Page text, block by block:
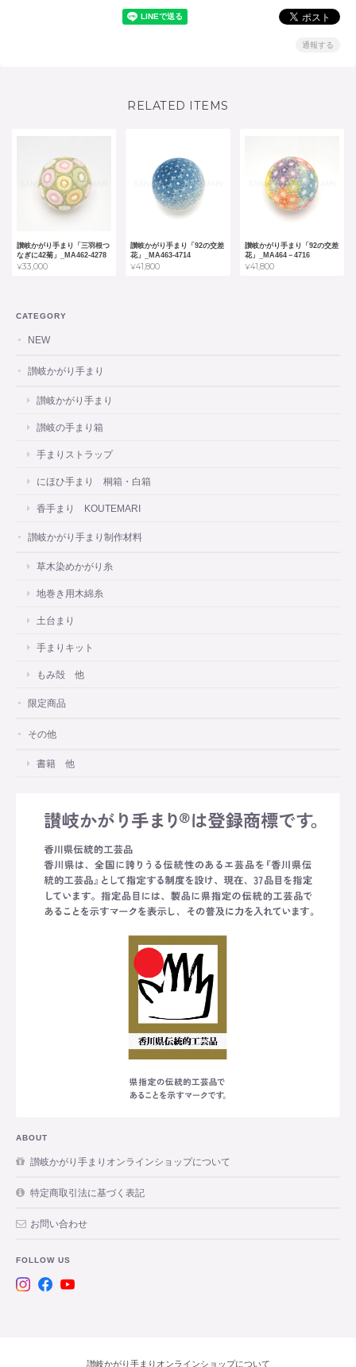
通報する
RELATED ITEMS
讃岐かがり手まり「三羽根つ
なぎに42菊」_MA462-4278
¥33,000
讃岐かがり手まり「92の交差
花」_MA463-4714
¥41,800
讃岐かがり手まり「92の交差
花」_MA464－4716
¥41,800
CATEGORY
NEW
讃岐かがり手まり
讃岐かがり手まり
讃岐の手まり箱
手まりストラップ
にほひ手まり 桐箱・白箱
香手まり KOUTEMARI
讃岐かがり手まり制作材料
草木染めかがり糸
地巻き用木綿糸
土台まり
手まりキット
もみ殻 他
限定商品
その他
書籍 他
ABOUT
讃岐かがり手まりオンラインショップについて
特定商取引法に基づく表記
お問い合わせ
FOLLOW US
讃岐かがり手まりオンラインショップについて